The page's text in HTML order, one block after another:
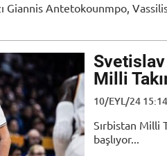
Giannis Antetokounmpo,
Milli
10/EYL/24 15:14
Sırbistan Milli
başlıyor...